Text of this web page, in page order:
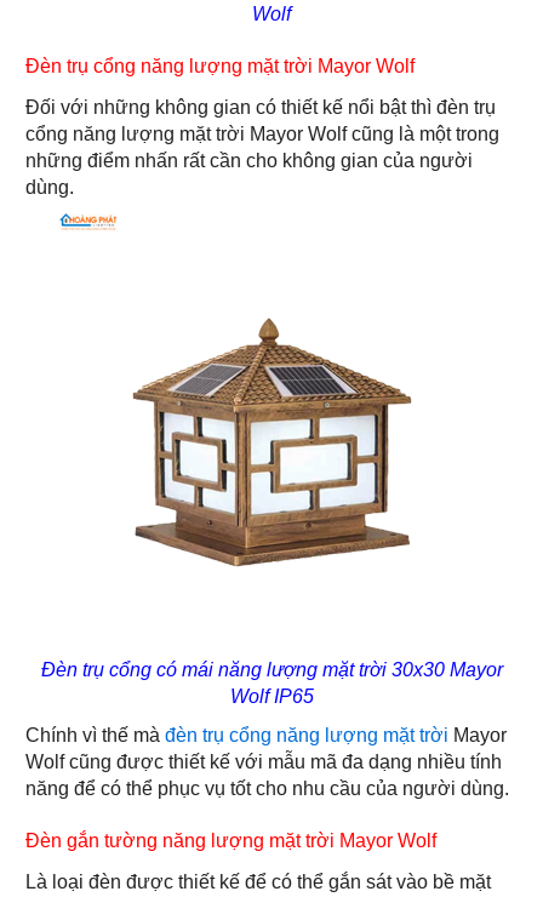
Wolf
Đèn trụ cổng năng lượng mặt trời Mayor Wolf
Đối với những không gian có thiết kế nổi bật thì đèn trụ
cổng năng lượng mặt trời Mayor Wolf cũng là một trong
những điểm nhấn rất cần cho không gian của người
dùng.
Đèn trụ cổng có mái năng lượng mặt trời 30x30 Mayor
Wolf IP65
Chính vì thế mà đèn trụ cổng năng lượng mặt trời Mayor
Wolf cũng được thiết kế với mẫu mã đa dạng nhiều tính
năng để có thể phục vụ tốt cho nhu cầu của người dùng.
Đèn gắn tường năng lượng mặt trời Mayor Wolf
Là loại đèn được thiết kế để có thể gắn sát vào bề mặt